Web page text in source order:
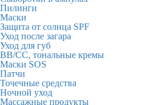
Пилинги
Маски
Защита от солнца SPF
Уход после загара
Уход для губ
BB/CC, тональные кремы
Маски SOS
Патчи
Точечные средства
Ночной уход
Массажные продукты